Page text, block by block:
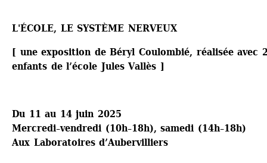
L'ÉCOLE, LE SYSTÈME NERVEUX
[ une exposition de Béryl Coulombié, réalisée avec
enfants de l’école Jules Vallès ]
Du 11 au 14 juin 2025
Mercredi–vendredi (10h–18h), samedi (14h–18h)
Aux Laboratoires d’Aubervilliers